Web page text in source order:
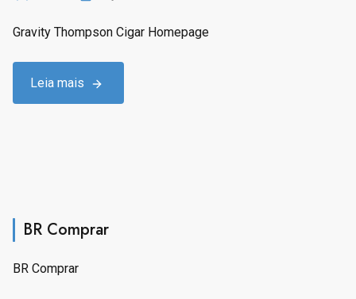
Gravity Thompson Cigar Homepage
Leia mais
BR Comprar
BR Comprar